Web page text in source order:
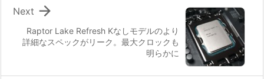
Raptor Lake Refresh Kなしモデルのより
詳細なスペックがリーク。最大クロックも
明らかに

Next